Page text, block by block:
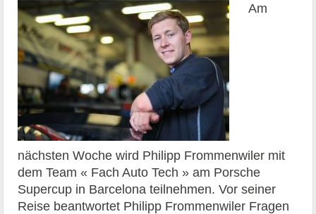
Am
nächsten Woche wird Philipp Frommenwiler mit
dem Team « Fach Auto Tech » am Porsche
Supercup in Barcelona teilnehmen. Vor seiner
Reise beantwortet Philipp Frommenwiler Fragen